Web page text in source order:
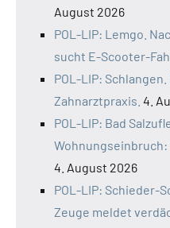
August 2026
POL-LIP: Lemgo.
sucht E-Scooter-
POL-LIP:
Zahnarztpraxis. 4.
POL-LIP: Bad
4. August 2026
POL-LIP: Schieder-
Zeuge meldet